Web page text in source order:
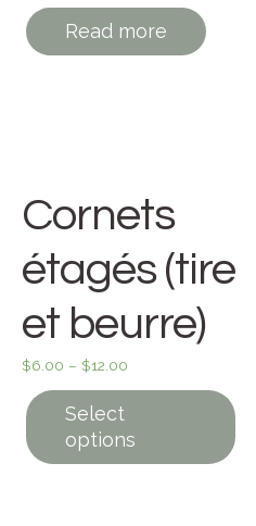
Read more
Cornets
étagés (tire
et beurre)
$6.00 – $12.00
Select
options